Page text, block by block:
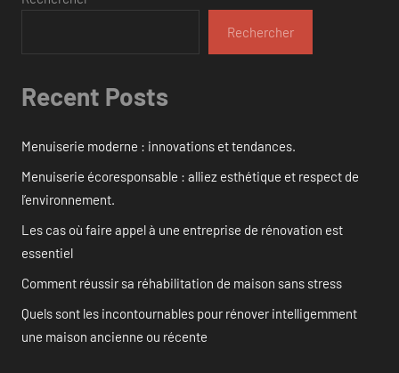
Rechercher
Recent Posts
Menuiserie moderne : innovations et tendances.
Menuiserie écoresponsable : alliez esthétique et respect de
l’environnement.
Les cas où faire appel à une entreprise de rénovation est
essentiel
Comment réussir sa réhabilitation de maison sans stress
Quels sont les incontournables pour rénover intelligemment
une maison ancienne ou récente